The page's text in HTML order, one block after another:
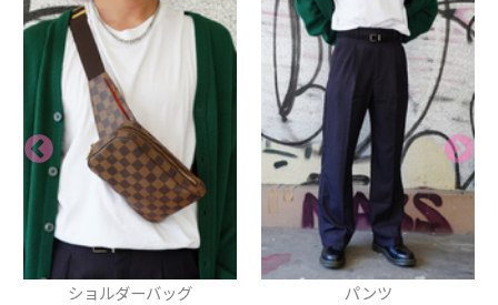
ショルダーバッグ パンツ